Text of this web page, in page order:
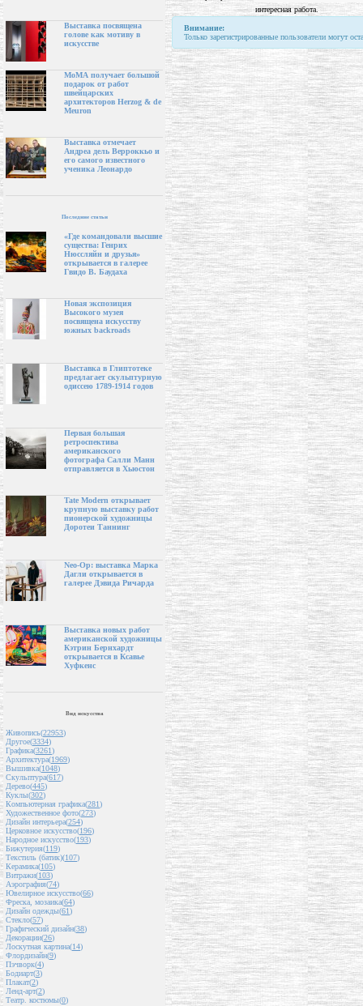
Выставка посвящена
голове как мотиву в
искусстве
МоМА получает большой
подарок от работ
швейцарских
архитекторов Herzog & de
Meuron
Выставка отмечает
Андреа дель Верроккьо и
его самого известного
ученика Леонардо
Последние статьи
«Где командовали высшие
существа: Генрих
Нюссляйн и друзья»
открывается в галерее
Гвидо В. Баудаха
Новая экспозиция
Высокого музея
посвящена искусству
южных backroads
Выставка в Глиптотеке
предлагает скульптурную
одиссею 1789-1914 годов
Первая большая
ретроспектива
американского
фотографа Салли Манн
отправляется в Хьюстон
Tate Modern открывает
крупную выставку работ
пионерской художницы
Доротеи Таннинг
Neo-Op: выставка Марка
Дагли открывается в
галерее Дэвида Ричарда
Выставка новых работ
американской художницы
Кэтрин Бернхардт
открывается в Ксавье
Хуфкенс
Вид искусства
Живопись(22953)
Другое(3334)
Графика(3261)
Архитектура(1969)
Вышивка(1048)
Скульптура(617)
Дерево(445)
Куклы(302)
Компьютерная графика(281)
Художественное фото(273)
Дизайн интерьера(254)
Церковное искусство(196)
Народное искусство(193)
Бижутерия(119)
Текстиль (батик)(107)
Керамика(105)
Витражи(103)
Аэрография(74)
Ювелирное искусство(66)
Фреска, мозаика(64)
Дизайн одежды(61)
Стекло(57)
Графический дизайн(38)
Декорации(26)
Лоскутная картина(14)
Флордизайн(9)
Пэчворк(4)
Бодиарт(3)
Плакат(2)
Ленд-арт(2)
Театр. костюмы(0)
интересная работа.
Внимание:
Только зарегистрированные пользователи могут